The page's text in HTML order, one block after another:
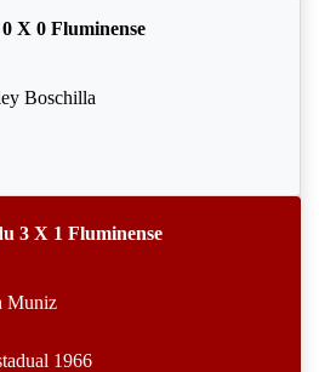
X 0 Fluminense
Boschilla
3 X 1 Fluminense
Muniz
1966